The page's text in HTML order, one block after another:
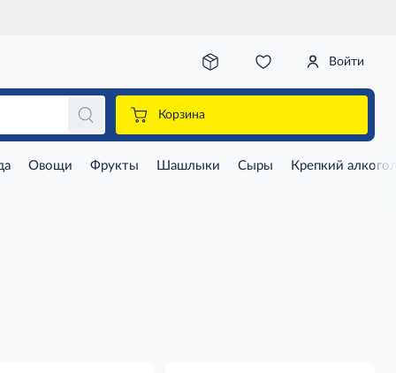
Войти
Корзина
Овощи Фрукты Шашлыки Сыры Крепкий